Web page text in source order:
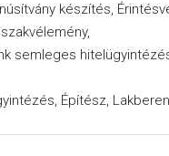
készítés,
semleges
Építész,